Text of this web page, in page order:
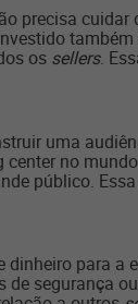
precisa
os sellers.
uma
center no
público.
dinheiro para a
de segurança